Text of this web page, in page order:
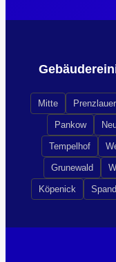
Mitte
Pankow
Tempelhof
Grunewald
Köpenick